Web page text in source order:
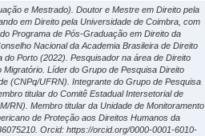
e Mestrado). Doutor e Mestre em Direito pela
em Direito pela Universidade de Coimbra, com
Programa de Pós-Graduação em Direito da
Nacional da Academia Brasileira de Direito
Porto (2022). Pesquisador na área de Direito
Líder do Grupo de Pesquisa Direito
(CNPq/UFRN). Integrante do Grupo de Pesquisa
titular do Comitê Estadual Intersetorial de
RN). Membro titular da Unidade de Monitoramento
de Proteção aos Direitos Humanos da
Orcid: https://orcid.org/0000-0001-6010-